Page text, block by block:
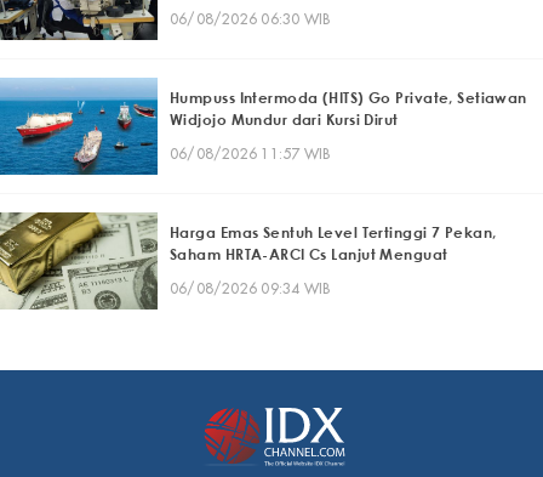
06/08/2026 06:30 WIB
Humpuss Intermoda (HITS) Go Private, Setiawan
Widjojo Mundur dari Kursi Dirut
06/08/2026 11:57 WIB
Harga Emas Sentuh Level Tertinggi 7 Pekan,
Saham HRTA-ARCI Cs Lanjut Menguat
06/08/2026 09:34 WIB